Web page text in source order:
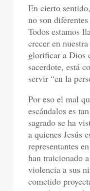
En cierto
no son
Todos estamos
crecer en
glorificar a Dios
sacerdote, está
servir “en la
Por eso el mal
escándalos es
sagrado se ha
a quienes Jesús
representantes
han traicionado
violencia a sus
cometido